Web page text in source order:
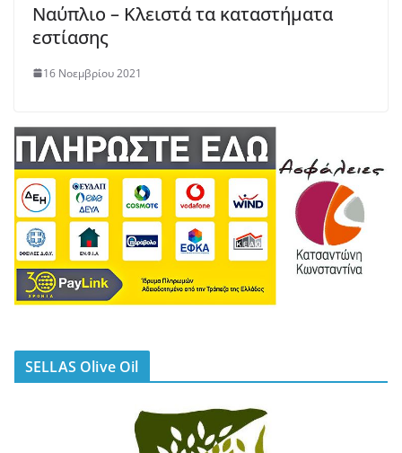
Ναύπλιο – Κλειστά τα καταστήματα
εστίασης
16 Νοεμβρίου 2021
SELLAS Olive Oil